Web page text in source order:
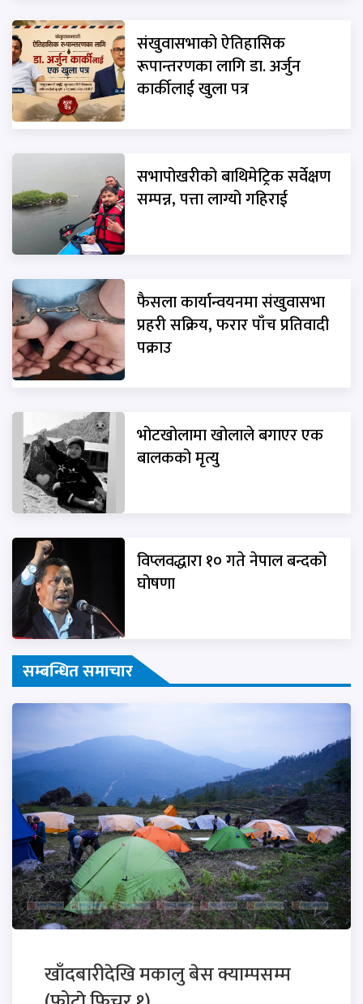
संखुवासभाको ऐतिहासिक
रूपान्तरणका लागि डा. अर्जुन
कार्कीलाई खुला पत्र
सभापोखरीको बाथिमेट्रिक सर्वेक्षण
सम्पन्न, पत्ता लाग्यो गहिराई
फैसला कार्यान्वयनमा संखुवासभा
प्रहरी सक्रिय, फरार पाँच प्रतिवादी
पक्राउ
भोटखोलामा खोलाले बगाएर एक
बालकको मृत्यु
विप्लवद्धारा १० गते नेपाल बन्दको
घोषणा
सम्बन्धित समाचार
खाँदबारीदेखि मकालु बेस क्याम्पसम्म